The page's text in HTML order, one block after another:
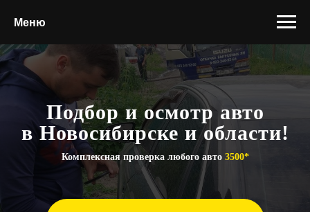
Меню
Подбор и осмотр авто
в Новосибирске и области!
Комплексная проверка любого авто 3500*